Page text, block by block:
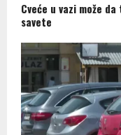
Cveće u vazi može
savete